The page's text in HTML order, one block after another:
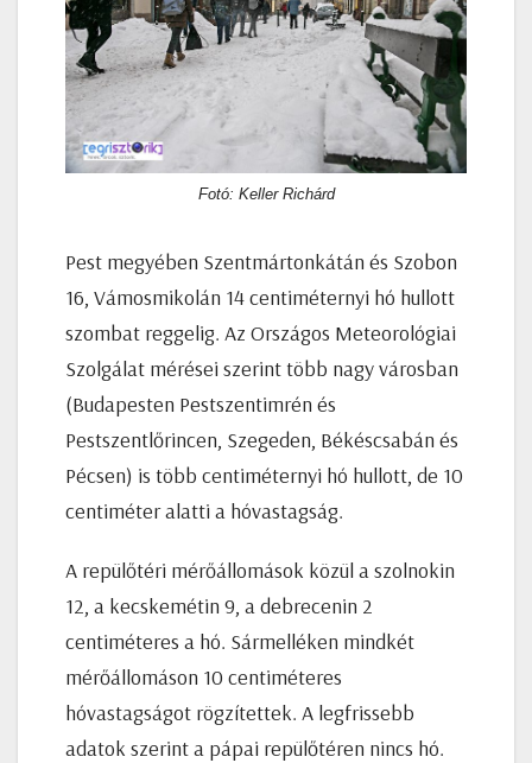
Fotó: Keller Richárd
Pest megyében Szentmártonkátán és Szobon
16, Vámosmikolán 14 centiméternyi hó hullott
szombat reggelig. Az Országos Meteorológiai
Szolgálat mérései szerint több nagy városban
(Budapesten Pestszentimrén és
Pestszentlőrincen, Szegeden, Békéscsabán és
Pécsen) is több centiméternyi hó hullott, de 10
centiméter alatti a hóvastagság.
A repülőtéri mérőállomások közül a szolnokin
12, a kecskemétin 9, a debrecenin 2
centiméteres a hó. Sármelléken mindkét
mérőállomáson 10 centiméteres
hóvastagságot rögzítettek. A legfrissebb
adatok szerint a pápai repülőtéren nincs hó.